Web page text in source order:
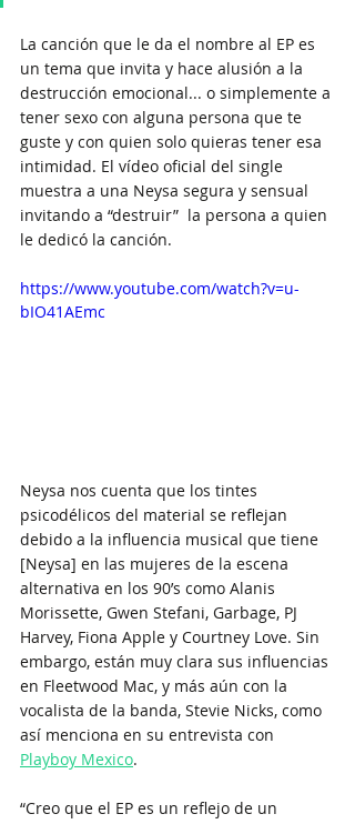
La canción que le da el nombre al EP es
un tema que invita y hace alusión a la
destrucción emocional... o simplemente a
tener sexo con alguna persona que te
guste y con quien solo quieras tener esa
intimidad. El vídeo oficial del single
muestra a una Neysa segura y sensual
invitando a “destruir”  la persona a quien
le dedicó la canción.
https://www.youtube.com/watch?v=u-
bIO41AEmc
Neysa nos cuenta que los tintes
psicodélicos del material se reflejan
debido a la influencia musical que tiene
[Neysa] en las mujeres de la escena
alternativa en los 90’s como Alanis
Morissette, Gwen Stefani, Garbage, PJ
Harvey, Fiona Apple y Courtney Love. Sin
embargo, están muy clara sus influencias
en Fleetwood Mac, y más aún con la
vocalista de la banda, Stevie Nicks, como
así menciona en su entrevista con
Playboy Mexico.
“Creo que el EP es un reflejo de un